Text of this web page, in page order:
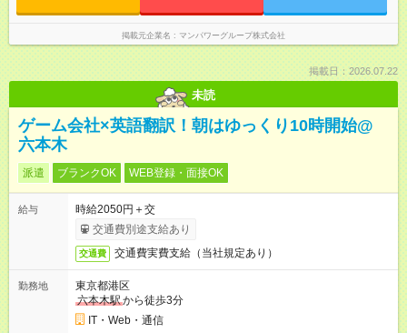
掲載元企業名 マンパワーグループ株式会社
掲載日：2026.07.22
未読
ゲーム会社×英語翻訳！朝はゆっくり10時開始@
六本木
派遣 ブランクOK WEB登録・面接OK
給与
時給2050円＋交
交通費別途支給あり
交通費 交通費実費支給（当社規定あり）
勤務地
東京都港区
六本木駅から徒歩3分
IT・Web・通信